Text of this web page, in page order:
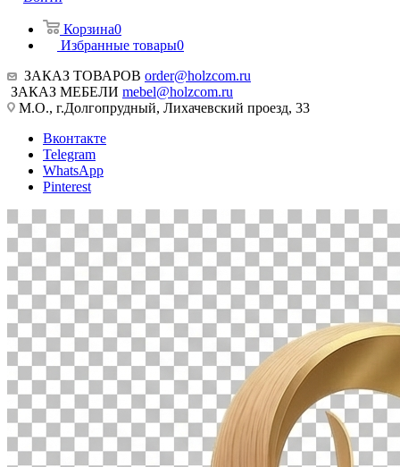
Корзина0
Избранные товары0
ЗАКАЗ ТОВАРОВ order@holzcom.ru
ЗАКАЗ МЕБЕЛИ mebel@holzcom.ru
М.О., г.Долгопрудный, Лихачевский проезд, 33
Вконтакте
Telegram
WhatsApp
Pinterest